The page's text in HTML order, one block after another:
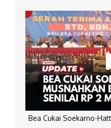
Bea Cukai Soekarno-